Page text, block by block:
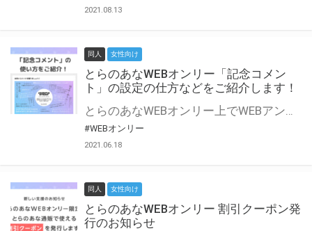
2021.08.13
同人 女性向け
とらのあなWEBオンリー「記念コメン
ト」の設定の仕方などをご紹介します！
とらのあなWEBオンリー上でWEBアンソロジーが作成できる「記念コメント」について、その使い方や作成手順を解説します！ 支援タイプを「サークル参加型」「サークル参加型・マルシェ(イベント会場)機能付き」でお申し込みいただいている主催者様はぜひご活用ください♪ とらのあなWEBオンリーサイトはこちら
#WEBオンリー
2021.06.18
同人 女性向け
とらのあなWEBオンリー 割引クーポン発
行のお知らせ